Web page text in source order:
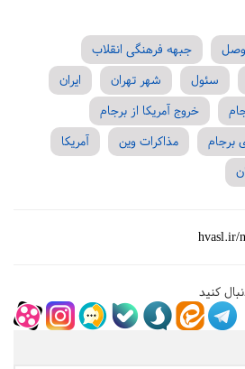
جبهه فرهنگی انقلاب
سئول شهر تهران
ایران
خروج آمریکا از برجام
برجام مذاکرات وین
آمریکا
hvasl.ir/
کنید